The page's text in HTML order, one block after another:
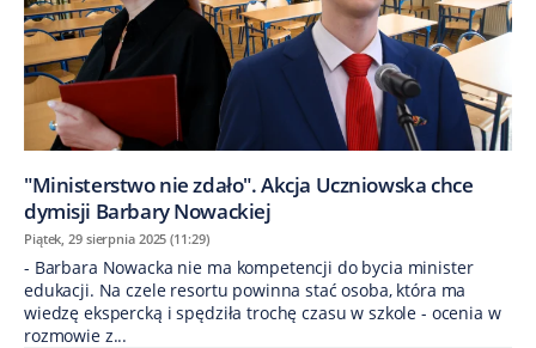
"Ministerstwo nie zdało". Akcja Uczniowska chce
dymisji Barbary Nowackiej
Piątek, 29 sierpnia 2025 (11:29)
- Barbara Nowacka nie ma kompetencji do bycia minister
edukacji. Na czele resortu powinna stać osoba, która ma
wiedzę ekspercką i spędziła trochę czasu w szkole - ocenia w
rozmowie z...